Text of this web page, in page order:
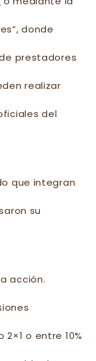
donde
prestadores
realizar
del
que integran
su
acción.
o entre 10%